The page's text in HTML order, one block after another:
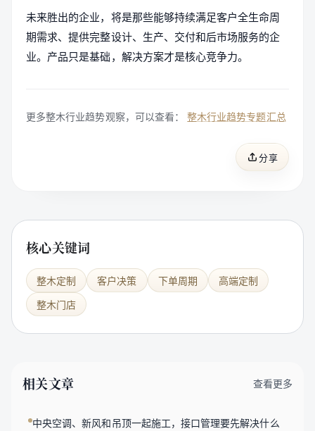
未来胜出的企业，将是那些能够持续满足客户全生命周
期需求、提供完整设计、生产、交付和后市场服务的企
业。产品只是基础，解决方案才是核心竞争力。
更多整木行业趋势观察，可以查看： 整木行业趋势专题汇总
分享
核心关键词
整木定制 客户决策 下单周期
高端定制
整木门店
相关文章 查看更多
中央空调、新风和吊顶一起施工，接口管理要先解决什么